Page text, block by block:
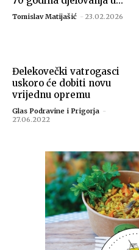
Tomislav Matijašić - 23.02.2026
Đelekovečki vatrogasci
uskoro će dobiti novu
vrijednu opremu
Glas Podravine i Prigorja -
27.06.2022